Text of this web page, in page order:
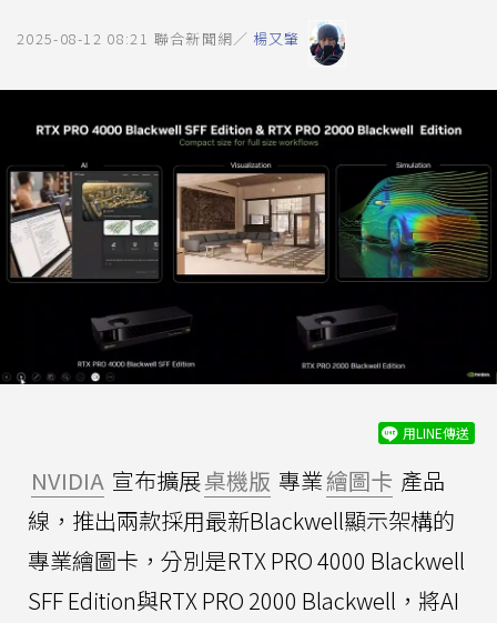
2025-08-12 08:21 聯合新聞網／ 楊又肇
用LINE傳送
NVIDIA 宣布擴展桌機版 專業繪圖卡 產品
線，推出兩款採用最新Blackwell顯示架構的
專業繪圖卡，分別是RTX PRO 4000 Blackwell
SFF Edition與RTX PRO 2000 Blackwell，將AI